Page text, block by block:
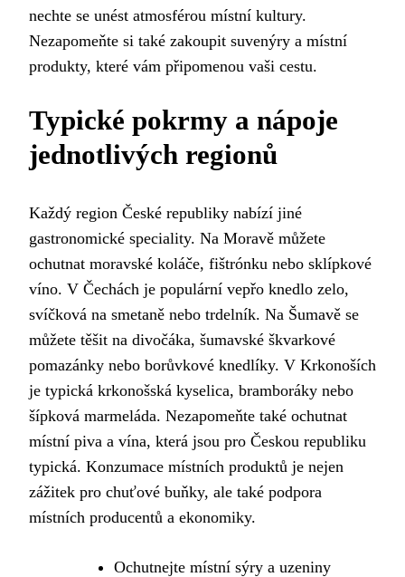
nechte se unést atmosférou místní kultury.
Nezapomeňte si také zakoupit suvenýry a místní
produkty, které vám připomenou vaši cestu.
Typické pokrmy a nápoje
jednotlivých regionů
Každý region České republiky nabízí jiné
gastronomické speciality. Na Moravě můžete
ochutnat moravské koláče, fištrónku nebo sklípkové
víno. V Čechách je populární vepřo knedlo zelo,
svíčková na smetaně nebo trdelník. Na Šumavě se
můžete těšit na divočáka, šumavské škvarkové
pomazánky nebo borůvkové knedlíky. V Krkonoších
je typická krkonošská kyselica, bramboráky nebo
šípková marmeláda. Nezapomeňte také ochutnat
místní piva a vína, která jsou pro Českou republiku
typická. Konzumace místních produktů je nejen
zážitek pro chuťové buňky, ale také podpora
místních producentů a ekonomiky.
Ochutnejte místní sýry a uzeniny